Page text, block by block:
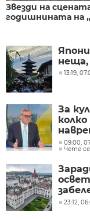
Звезди на
годишнината на
13:19,
За
09:00,
Чете се
23:12,